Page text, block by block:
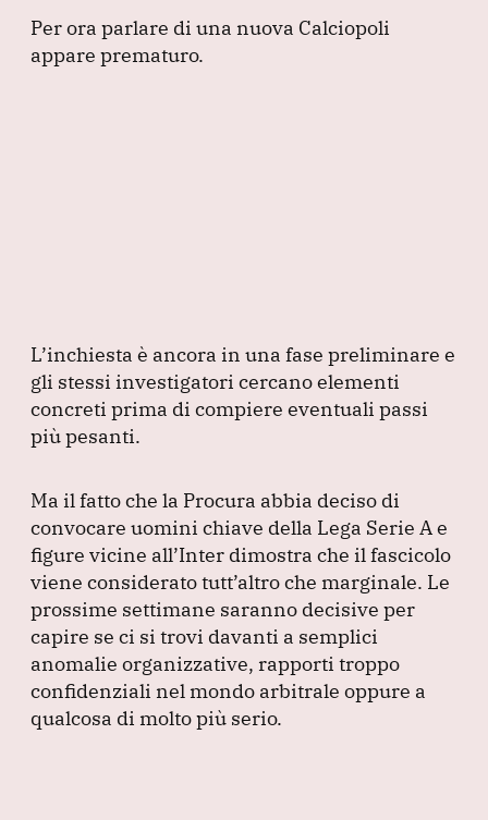
Per ora parlare di una nuova Calciopoli
appare prematuro.
L’inchiesta è ancora in una fase preliminare e
gli stessi investigatori cercano elementi
concreti prima di compiere eventuali passi
più pesanti.
Ma il fatto che la Procura abbia deciso di
convocare uomini chiave della Lega Serie A e
figure vicine all’Inter dimostra che il fascicolo
viene considerato tutt’altro che marginale. Le
prossime settimane saranno decisive per
capire se ci si trovi davanti a semplici
anomalie organizzative, rapporti troppo
confidenziali nel mondo arbitrale oppure a
qualcosa di molto più serio.